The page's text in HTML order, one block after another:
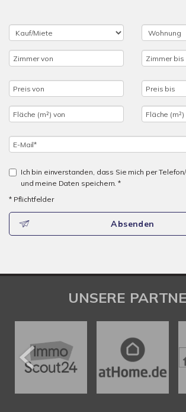
Ich bin einverstanden, dass Sie mich per
und meine Daten speichern. *
* Pflichtfelder
Absenden
UNSERE